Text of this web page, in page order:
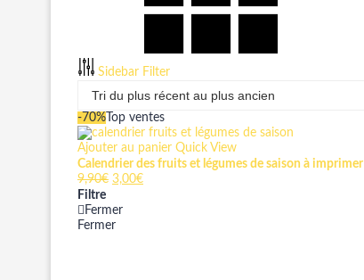
Sidebar Filter
-70% Top ventes
Ajouter au panier Quick View
Calendrier des fruits et légumes de saison à imprimer
9,90€ 3,00€
Filtre
Fermer
Fermer